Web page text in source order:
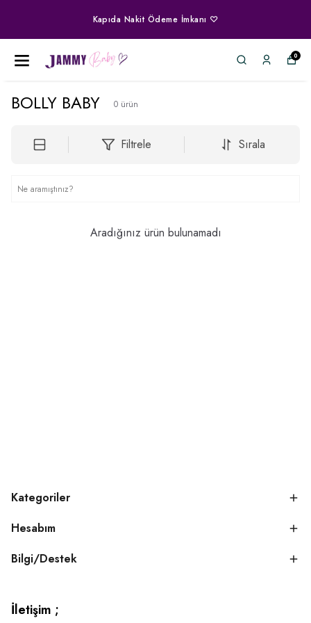
Kapıda Nakit Ödeme İmkanı ♡
0
BOLLY BABY 0 ürün
Filtrele Sırala
Aradığınız ürün bulunamadı
Kategoriler
Hesabım
Bilgi/Destek
İletişim ;